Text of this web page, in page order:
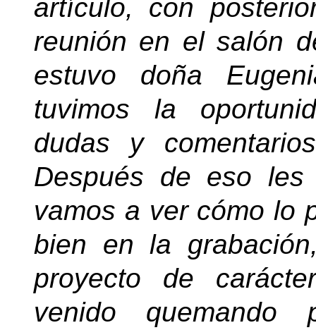
artículo, con
reunión en el salón
estuvo doña
tuvimos la
dudas y
Después de eso les
vamos a ver cómo lo
bien en la
proyecto de
venido quemando